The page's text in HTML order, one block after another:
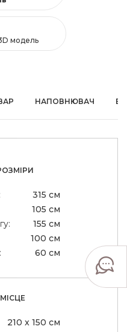
модель
НАПОВНЮВАЧ
315 см
105 см
155 см
100 см
60 см
210 x 150 см